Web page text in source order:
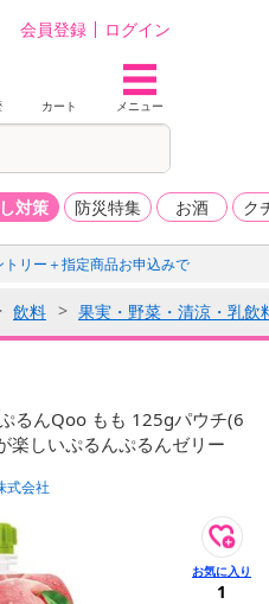
会員登録 ログイン
カート メニュー
対策 防災特集 お酒 ク
リー＋指定商品お申込みで
飲料 果実・野菜・清涼・乳飲
るんQoo もも 125gパウチ(6
楽しいぷるんぷるんゼリー
式会社
1